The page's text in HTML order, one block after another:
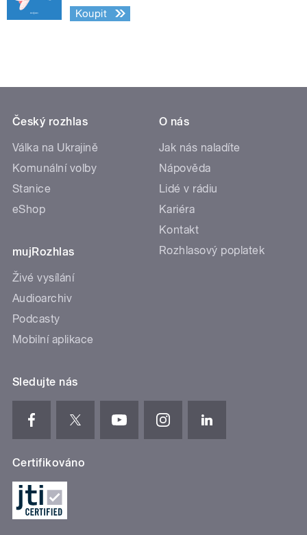
Koupit
Český rozhlas
Válka na Ukrajině
Komunální volby
Stanice
eShop
mujRozhlas
Živé vysílání
Audioarchiv
Podcasty
Mobilní aplikace
O nás
Jak nás naladíte
Nápověda
Lidé v rádiu
Kariéra
Kontakt
Rozhlasový poplatek
Sledujte nás
Certifikováno